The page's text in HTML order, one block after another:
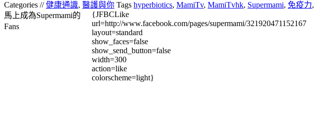
Categories //健康通識, 醫護與你 Tags hyperbiotics, MamiTv, MamiTvhk, Supermami, 免疫力,
馬上成為Supermami的
Fans
{JFBCLike
url=http://www.facebook.com/pages/supermami/321920471152167
layout=standard
show_faces=false
show_send_button=false
width=300
action=like
colorscheme=light}